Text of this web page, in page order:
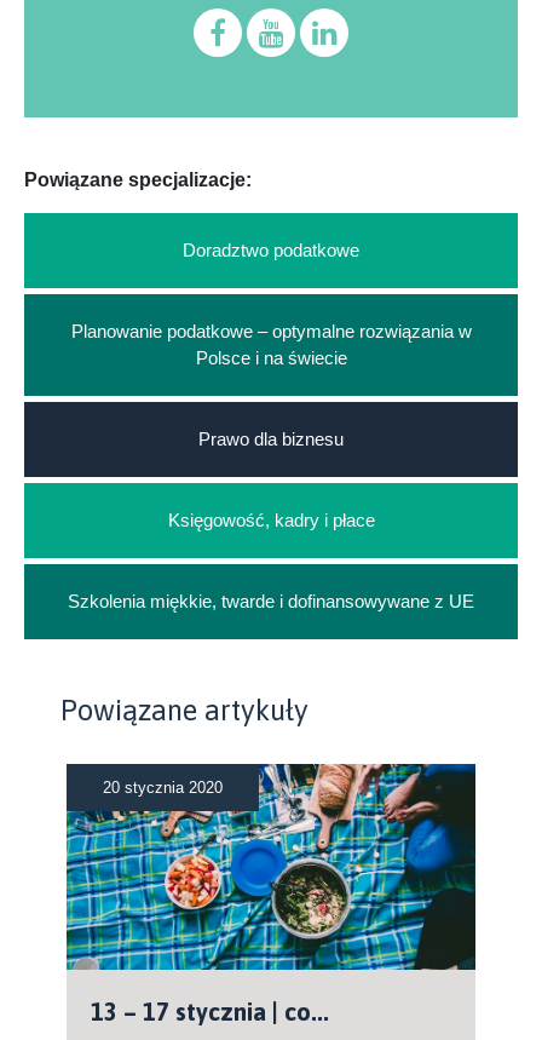
Powiązane specjalizacje:
Doradztwo podatkowe
Planowanie podatkowe – optymalne rozwiązania w
Polsce i na świecie
Prawo dla biznesu
Księgowość, kadry i płace
Szkolenia miękkie, twarde i dofinansowywane z UE
Powiązane artykuły
20 stycznia 2020
13 – 17 stycznia | co...